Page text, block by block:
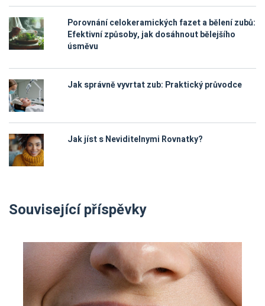
Porovnání celokeramických fazet a bělení zubů:
Efektivní způsoby, jak dosáhnout bělejšího
úsměvu
Jak správně vyvrtat zub: Praktický průvodce
Jak jíst s Neviditelnymi Rovnatky?
Související příspěvky